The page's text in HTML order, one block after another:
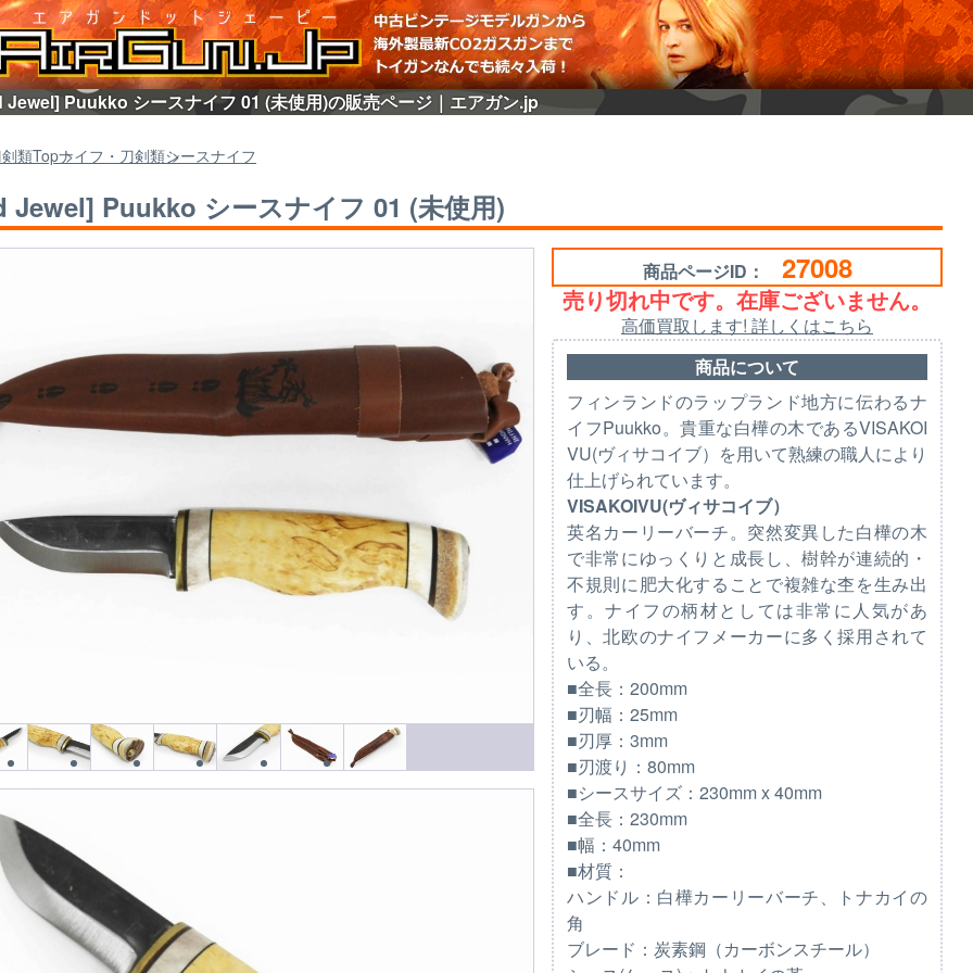
Puukko シースナイフ 01 (未使用)の販売ページ｜エアガン.jp
類Topナイフ・刀剣類シースナイフ
Jewel] Puukko シースナイフ 01 (未使用)
商品ページID： 27008
売り切れ中です。在庫ございません。
高価買取します! 詳しくはこちら
商品について
フィンランドのラップランド地方に伝わるナ
イフPuukko。貴重な白樺の木であるVISAKOI
VU(ヴィサコイブ）を用いて熟練の職人により
仕上げられています。
VISAKOIVU(ヴィサコイブ）
英名カーリーバーチ。突然変異した白樺の木
で非常にゆっくりと成長し、樹幹が連続的・
不規則に肥大化することで複雑な杢を生み出
す。ナイフの柄材としては非常に人気があ
り、北欧のナイフメーカーに多く採用されて
いる。
■全長：200mm
■刃幅：25mm
■刃厚：3mm
■刃渡り：80mm
■シースサイズ：230mm x 40mm
■全長：230mm
■幅：40mm
■材質：
ハンドル：白樺カーリーバーチ、トナカイの
角
ブレード：炭素鋼（カーボンスチール）